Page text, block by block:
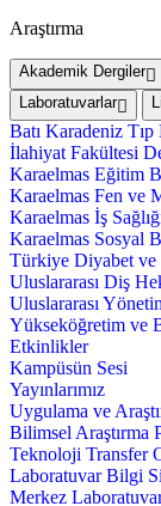
Araştırma
Akademik Dergiler
Laboratuvarlar
Batı Karadeniz Tıp
İlahiyat Fakültesi
Karaelmas Eğitim
Karaelmas Fen ve
Karaelmas İş
Karaelmas Sosyal
Türkiye Diyabet ve
Uluslararası Diş
Uluslararası
Yükseköğretim ve
Etkinlikler
Kampüsün Sesi
Yayınlarımız
Uygulama ve
Bilimsel Araştırma
Teknoloji Transfer
Laboratuvar Bilgi
Merkez